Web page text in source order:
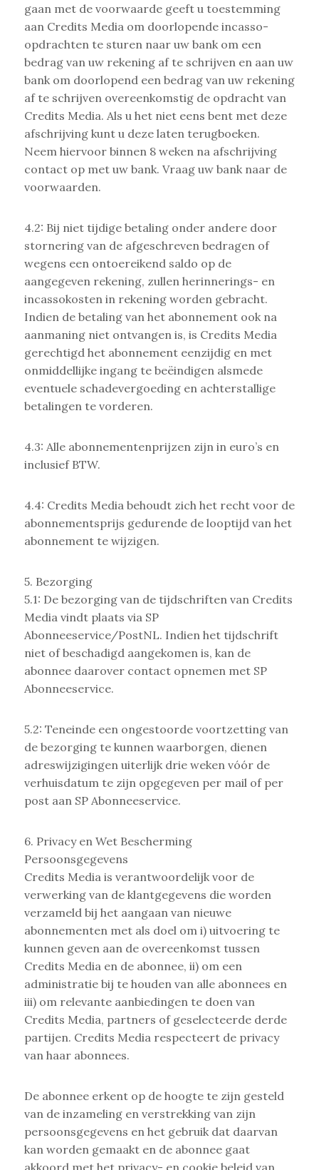
gaan met de voorwaarde geeft u toestemming
aan Credits Media om doorlopende incasso-
opdrachten te sturen naar uw bank om een
bedrag van uw rekening af te schrijven en aan uw
bank om doorlopend een bedrag van uw rekening
af te schrijven overeenkomstig de opdracht van
Credits Media. Als u het niet eens bent met deze
afschrijving kunt u deze laten terugboeken.
Neem hiervoor binnen 8 weken na afschrijving
contact op met uw bank. Vraag uw bank naar de
voorwaarden.
4.2: Bij niet tijdige betaling onder andere door
stornering van de afgeschreven bedragen of
wegens een ontoereikend saldo op de
aangegeven rekening, zullen herinnerings- en
incassokosten in rekening worden gebracht.
Indien de betaling van het abonnement ook na
aanmaning niet ontvangen is, is Credits Media
gerechtigd het abonnement eenzijdig en met
onmiddellijke ingang te beëindigen alsmede
eventuele schadevergoeding en achterstallige
betalingen te vorderen.
4.3: Alle abonnementenprijzen zijn in euro’s en
inclusief BTW.
4.4: Credits Media behoudt zich het recht voor de
abonnementsprijs gedurende de looptijd van het
abonnement te wijzigen.
5. Bezorging
5.1: De bezorging van de tijdschriften van Credits
Media vindt plaats via SP
Abonneeservice/PostNL. Indien het tijdschrift
niet of beschadigd aangekomen is, kan de
abonnee daarover contact opnemen met SP
Abonneeservice.
5.2: Teneinde een ongestoorde voortzetting van
de bezorging te kunnen waarborgen, dienen
adreswijzigingen uiterlijk drie weken vóór de
verhuisdatum te zijn opgegeven per mail of per
post aan SP Abonneeservice.
6. Privacy en Wet Bescherming
Persoonsgegevens
Credits Media is verantwoordelijk voor de
verwerking van de klantgegevens die worden
verzameld bij het aangaan van nieuwe
abonnementen met als doel om i) uitvoering te
kunnen geven aan de overeenkomst tussen
Credits Media en de abonnee, ii) om een
administratie bij te houden van alle abonnees en
iii) om relevante aanbiedingen te doen van
Credits Media, partners of geselecteerde derde
partijen. Credits Media respecteert de privacy
van haar abonnees.
De abonnee erkent op de hoogte te zijn gesteld
van de inzameling en verstrekking van zijn
persoonsgegevens en het gebruik dat daarvan
kan worden gemaakt en de abonnee gaat
akkoord met het privacy- en cookie beleid van